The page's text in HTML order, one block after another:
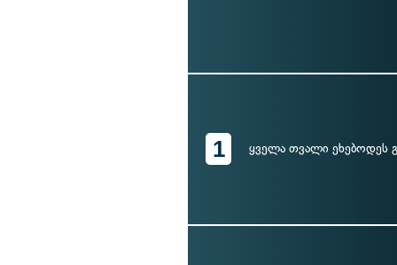
1 ყველა თვალი ეხებოდეს